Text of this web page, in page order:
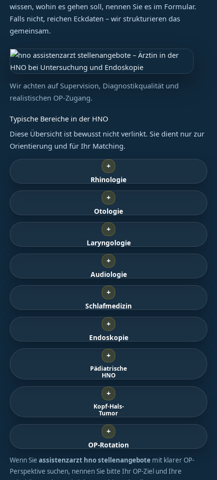
wissen, wohin es gehen soll, nennen Sie es im Formular.
Falls nicht, reichen Eckdaten – wir strukturieren das
gemeinsam.
Wir achten auf Supervision, Diagnostikqualität und
realistischen OP-Zugang.
Typische Bereiche in der HNO
Diese Übersicht ist bewusst nicht verlinkt. Sie dient nur zur
Orientierung und für Ihr Matching.
+
Rhinologie
+
Otologie
+
Laryngologie
+
Audiologie
+
Schlafmedizin
+
Endoskopie
+
Pädiatrische
HNO
+
Kopf-Hals-
Tumor
+
OP-Rotation
Wenn Sie assistenzarzt hno stellenangebote mit klarer OP-
Perspektive suchen, nennen Sie bitte Ihr OP-Ziel und Ihre